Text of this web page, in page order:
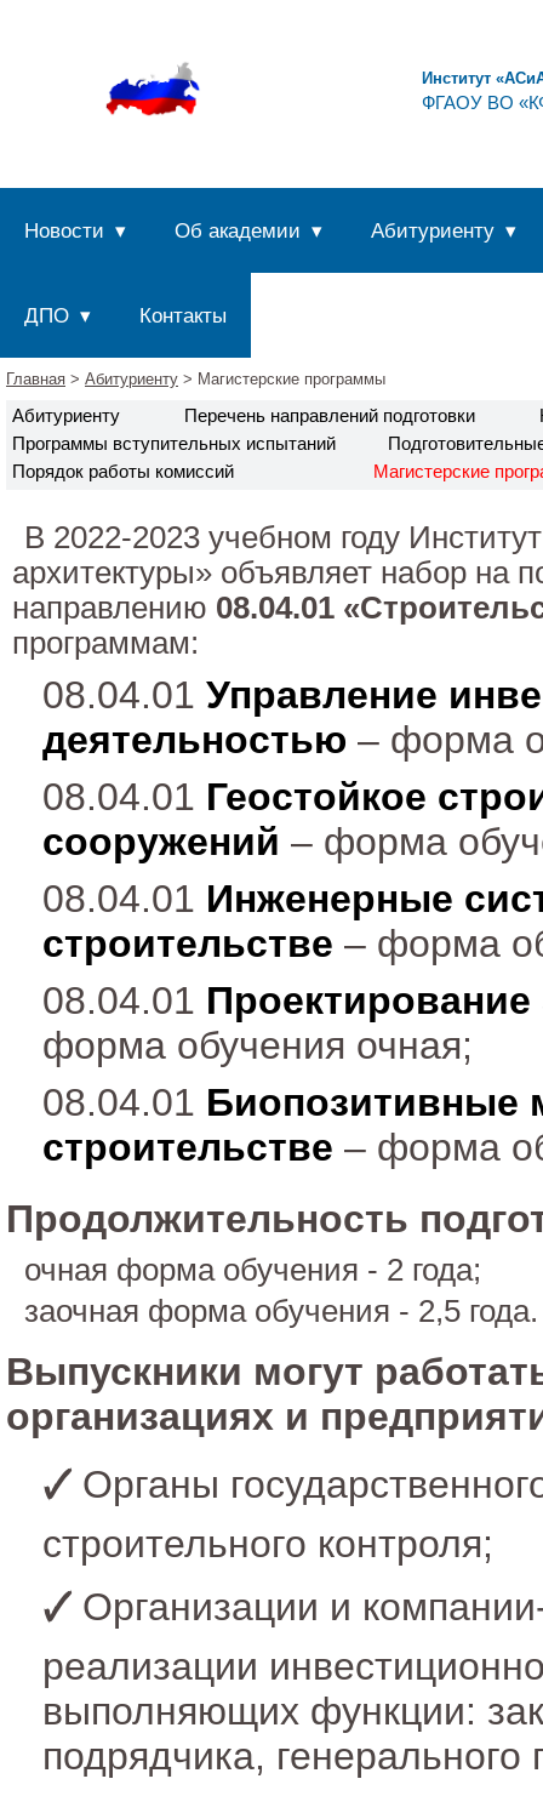
Институт
ФГАОУ ВО
Новости Об академии Абитуриенту
ДПО Контакты
Главная > Абитуриенту > Магистерские программы
Абитуриенту Перечень направлений подготовки
Программы вступительных испытаний
Порядок работы комиссий
Магистерские
В 2022-2023 учебном году
архитектуры» объявляет набор на
направлению 08.04.01
программам:
08.04.01 Управление
деятельностью – форма
08.04.01 Геостойкое
сооружений – форма
08.04.01 Инженерные
строительстве – форма
08.04.01
форма обучения очная;
08.04.01 Биопозитивные
строительстве – форма
Продолжительность
очная форма обучения - 2 года;
заочная форма обучения - 2,5 года.
Выпускники могут
организациях и
Органы
строительного контроля;
Организации и
реализации
выполняющих функции:
подрядчика,